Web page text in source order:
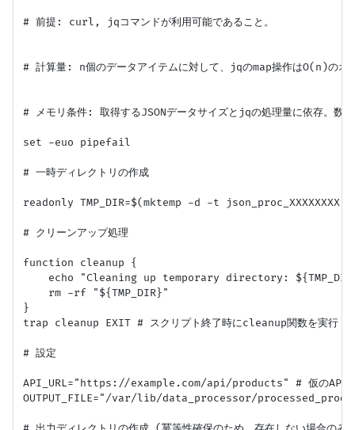
# 前提: curl, jqコマンドが利用可能であること。
# 計算量: n個のデータアイテムに対して、jqのmap操作はO(n)のオ
# メモリ条件: 取得するJSONデータサイズとjqの処理量に依存。数
set -euo pipefail
# 一時ディレクトリの作成
readonly TMP_DIR=$(mktemp -d -t json_proc_XXXXXXXX)
# クリーンアップ処理
function cleanup {
echo "Cleaning up temporary directory:
    rm -rf "${TMP_DIR}"
}
trap cleanup EXIT # スクリプト終了時にcleanup関数を実行
# 設定
API_URL="https://example.com/api/products" # 仮のAPIエ
OUTPUT_FILE="/var/lib/data_processor/